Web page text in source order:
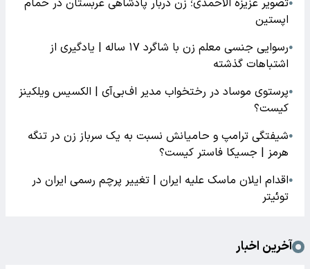
●تصویر عزیزه الاحمدی؛ زن دربار پادشاهی عربستان در حمام
اپستین
●
رسوایی جنسی معلم زن با شاگرد ۱۷ ساله | یادگیری از
اشتباهات گذشته
●پرستوی موساد در رختخواب مدیر اف‌بی‌آی | الکسیس ویلکینز
کیست؟
●شیفتگی ترامپ و حامیانش نسبت به یک سرباز زن در تنگه
هرمز | جسیکا فاستر کیست؟
●اقدام ایلان ماسک علیه ایران | تغییر پرچم رسمی ایران در
توئیتر
آخرین اخبار